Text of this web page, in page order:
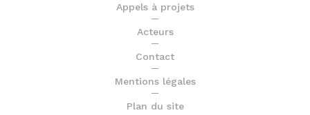
Appels à projets
Acteurs
Contact
Mentions légales
Plan du site